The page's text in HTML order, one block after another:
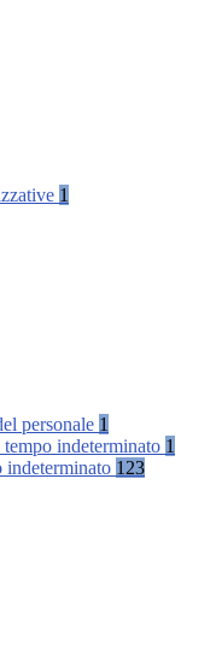
1
personale 1
tempo indeterminato 1
indeterminato 123